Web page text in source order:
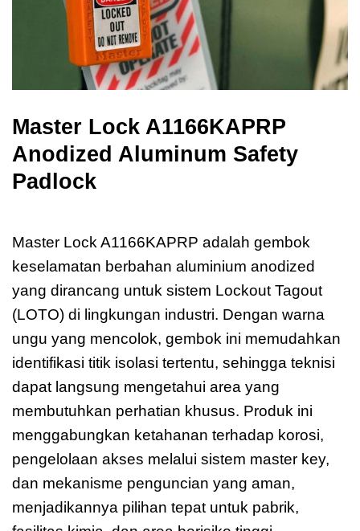
Master Lock A1166KAPRP
Anodized Aluminum Safety
Padlock
Master Lock A1166KAPRP adalah gembok
keselamatan berbahan aluminium anodized
yang dirancang untuk sistem Lockout Tagout
(LOTO) di lingkungan industri. Dengan warna
ungu yang mencolok, gembok ini memudahkan
identifikasi titik isolasi tertentu, sehingga teknisi
dapat langsung mengetahui area yang
membutuhkan perhatian khusus. Produk ini
menggabungkan ketahanan terhadap korosi,
pengelolaan akses melalui sistem master key,
dan mekanisme penguncian yang aman,
menjadikannya pilihan tepat untuk pabrik,